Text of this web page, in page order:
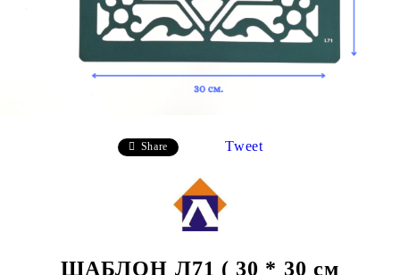
Share Tweet
ШАБЛОН Л71 ( 30 * 30 см